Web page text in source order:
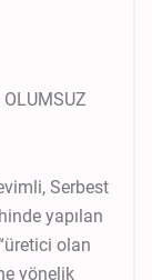
Serbest
yapılan
olan
yönelik